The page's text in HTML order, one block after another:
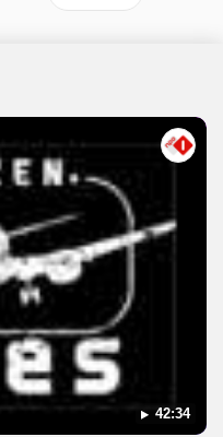
aldaar de
populaire programma
uitgezonden, de meest
42:34